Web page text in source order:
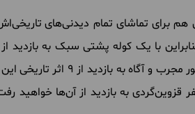
برای تماشای تمام دیدنی‌های
با یک کوله پشتی سبک به بازدید
، قزوین بروید. درجه سختی تور قزوین گردی یک از شش بوده و شما به همراه یک راهنمای تور مجرب و
قزوین‌گردی به بازدید از آن‌ها خواهید